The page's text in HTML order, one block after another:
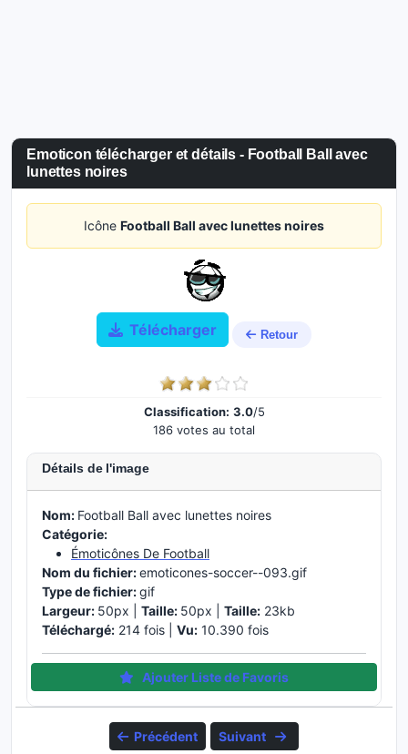
Emoticon télécharger et détails - Football Ball avec
lunettes noires
Icône Football Ball avec lunettes noires
Télécharger Retour
Classification: 3.0/5
186 votes au total
Détails de l'image
Nom: Football Ball avec lunettes noires
Catégorie:
Émoticônes De Football
Nom du fichier:emoticones-soccer--093.gif
Type de fichier:gif
Largeur: 50px | Taille: 50px | Taille: 23kb
Téléchargé: 214 fois | Vu: 10.390 fois
Ajouter Liste de Favoris
Précédent Suivant